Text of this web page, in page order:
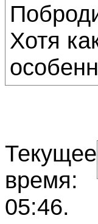
Хотя
Текущее
время:
05:46.